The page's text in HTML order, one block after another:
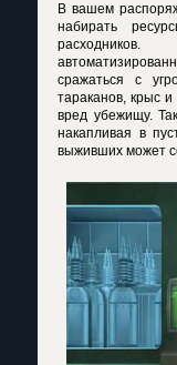
В вашем
набирать
сражаться с
тараканов, крыс
вред убежищу.
накапливая в
выживших может